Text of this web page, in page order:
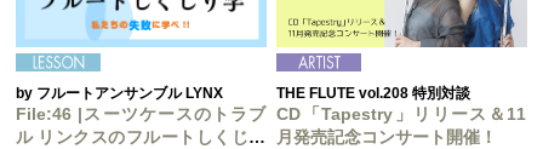
by フルートアンサンブル LYNX
File:46 |スーツケースのトラブ
ル リンクスのフルートしくじり
THE FLUTE vol.208 特別対談
CD「Tapestry」リリース＆11
月発売記念コンサート開催！